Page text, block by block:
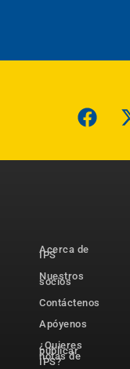
Acerca de
IPS
Nuestros
socios
Contáctenos
Apóyenos
¿Quieres
publicar
notas de
IPS?